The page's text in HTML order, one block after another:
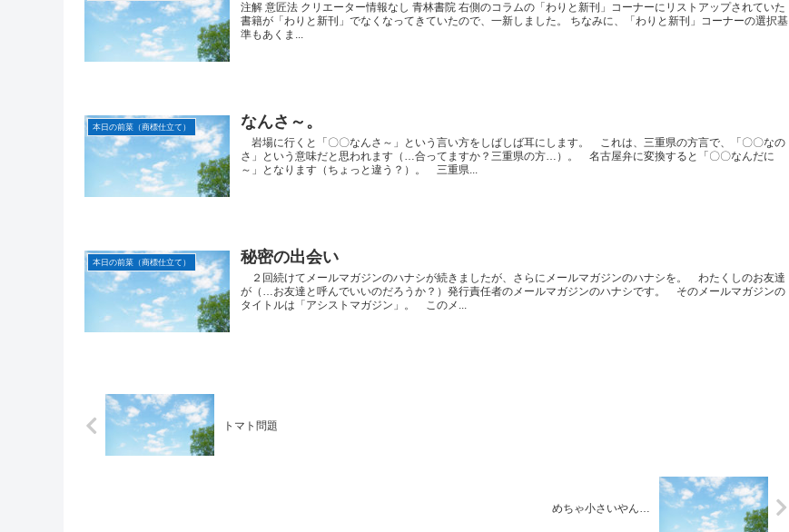
注解 意匠法 クリエーター情報なし 青林書院 右側のコラムの「わりと新刊」コーナーにリストアップされていた
書籍が「わりと新刊」でなくなってきていたので、一新しました。 ちなみに、「わりと新刊」コーナーの選択基
準もあくま...
本日の前菜（商標仕立て） なんさ～。
岩場に行くと「〇〇なんさ～」という言い方をしばしば耳にします。 これは、三重県の方言で、「〇〇なの
さ」という意味だと思われます（…合ってますか？三重県の方…）。 名古屋弁に変換すると「〇〇なんだに
～」となります（ちょっと違う？）。 三重県...
本日の前菜（商標仕立て） 秘密の出会い
２回続けてメールマガジンのハナシが続きましたが、さらにメールマガジンのハナシを。 わたくしのお友達
が（…お友達と呼んでいいのだろうか？）発行責任者のメールマガジンのハナシです。 そのメールマガジンの
タイトルは「アシストマガジン」。 このメ...
トマト問題
めちゃ小さいやん…